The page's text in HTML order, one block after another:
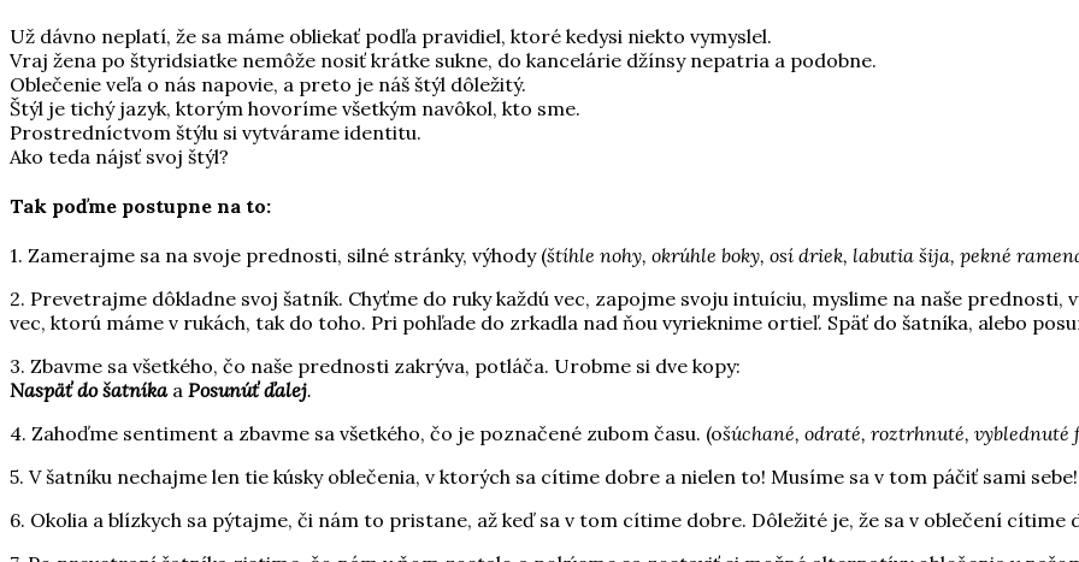
Už dávno neplatí, že sa máme obliekať podľa pravidiel, ktoré kedysi niekto vymyslel.
Vraj žena po štyridsiatke nemôže nosiť krátke sukne, do kancelárie džínsy nepatria a podobne.
Oblečenie veľa o nás napovie, a preto je náš štýl dôležitý.
Štýl je tichý jazyk, ktorým hovoríme všetkým navôkol, kto sme.
Prostredníctvom štýlu si vytvárame identitu.
Ako teda nájsť svoj štýl?
Tak poďme postupne na to:
1. Zamerajme sa na svoje prednosti, silné stránky, výhody (štíhle nohy, okrúhle boky, osí driek, labutia šija, pekné
2. Prevetrajme dôkladne svoj šatník. Chyťme do ruky každú vec, zapojme svoju intuíciu, myslime na naše prednosti,
vec, ktorú máme v rukách, tak do toho. Pri pohľade do zrkadla nad ňou vyrieknime ortieľ. Späť do šatníka, alebo
3. Zbavme sa všetkého, čo naše prednosti zakrýva, potláča. Urobme si dve kopy:
Naspäť do šatníkaa Posunúť ďalej.
4. Zahoďme sentiment a zbavme sa všetkého, čo je poznačené zubom času. (ošúchané, odraté, roztrhnuté, vyblednuté
5. V šatníku nechajme len tie kúsky oblečenia, v ktorých sa cítime dobre a nielen to! Musíme sa v tom páčiť sami sebe!
6. Okolia a blízkych sa pýtajme, či nám to pristane, až keď sa v tom cítime dobre. Dôležité je, že sa v oblečení cítime